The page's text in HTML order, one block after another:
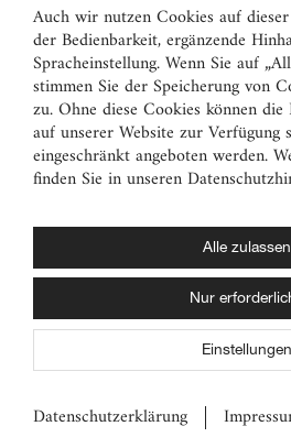
Ständige Sammlung
Malerei
Skulpturen
Graphik
Angewandte Kunst
für Kinder und Jugendliche
pädagogische Fortbildung
© 2026 mpk – Museum
Auch wir nutzen Cookies auf
der Bedienbarkeit, ergänzende
Spracheinstellung. Wenn Sie auf
stimmen Sie der Speicherung von
zu. Ohne diese Cookies können
auf unserer Website zur Verfügung
eingeschränkt angeboten werden.
finden Sie in unseren
Alle zulassen
Nur
Einstellungen
Datenschutzerklärung